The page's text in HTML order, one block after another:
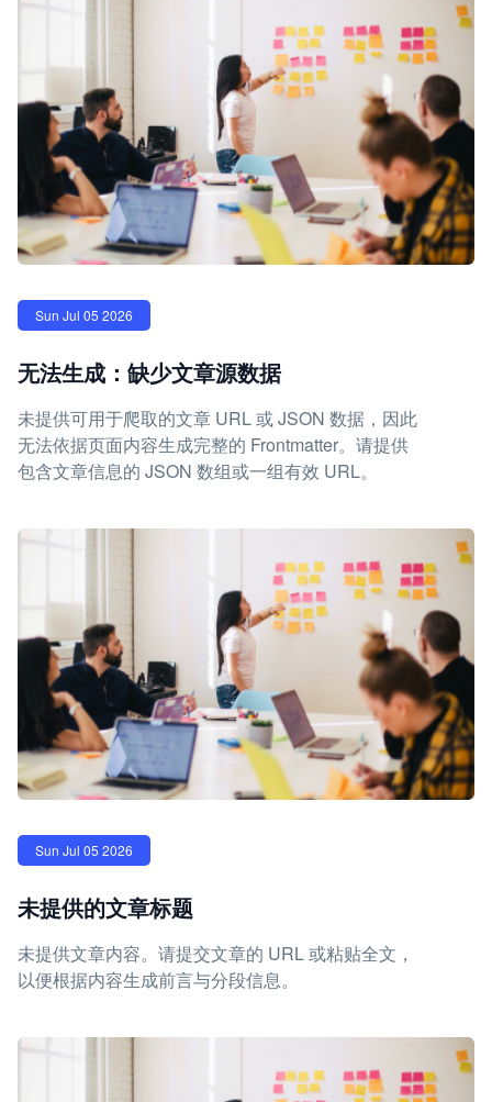
Sun Jul 05 2026
无法生成：缺少文章源数据
未提供可用于爬取的文章 URL 或 JSON 数据，因此
无法依据页面内容生成完整的 Frontmatter。请提供
包含文章信息的 JSON 数组或一组有效 URL。
Sun Jul 05 2026
未提供的文章标题
未提供文章内容。请提交文章的 URL 或粘贴全文，
以便根据内容生成前言与分段信息。